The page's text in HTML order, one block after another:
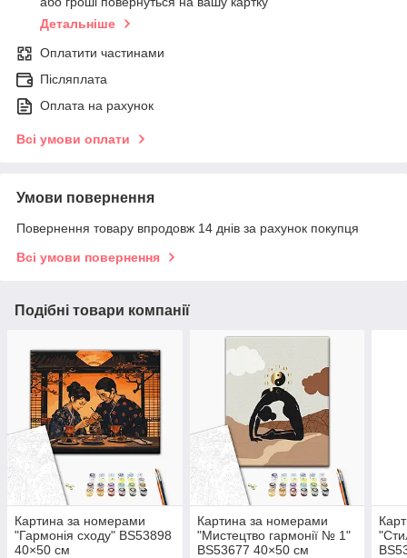
Детальніше
Оплатити частинами
Післяплата
Оплата на рахунок
Всі умови оплати
Умови повернення
Повернення товару впродовж 14 днів за рахунок покупця
Всі умови повернення
Подібні товари компанії
Картина за номерами
"Гармонія сходу" BS53898
40×50 см
Картина за номерами
"Мистецтво гармонії № 1"
BS53677 40×50 см